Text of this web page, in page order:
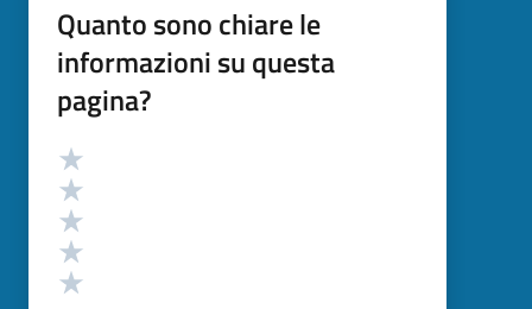
Quanto sono chiare le
informazioni su questa
pagina?
Valutazione